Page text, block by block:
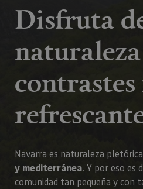
Disfruta
Navarra es naturaleza
y mediterránea. Y por eso es
comunidad tan pequeña y con